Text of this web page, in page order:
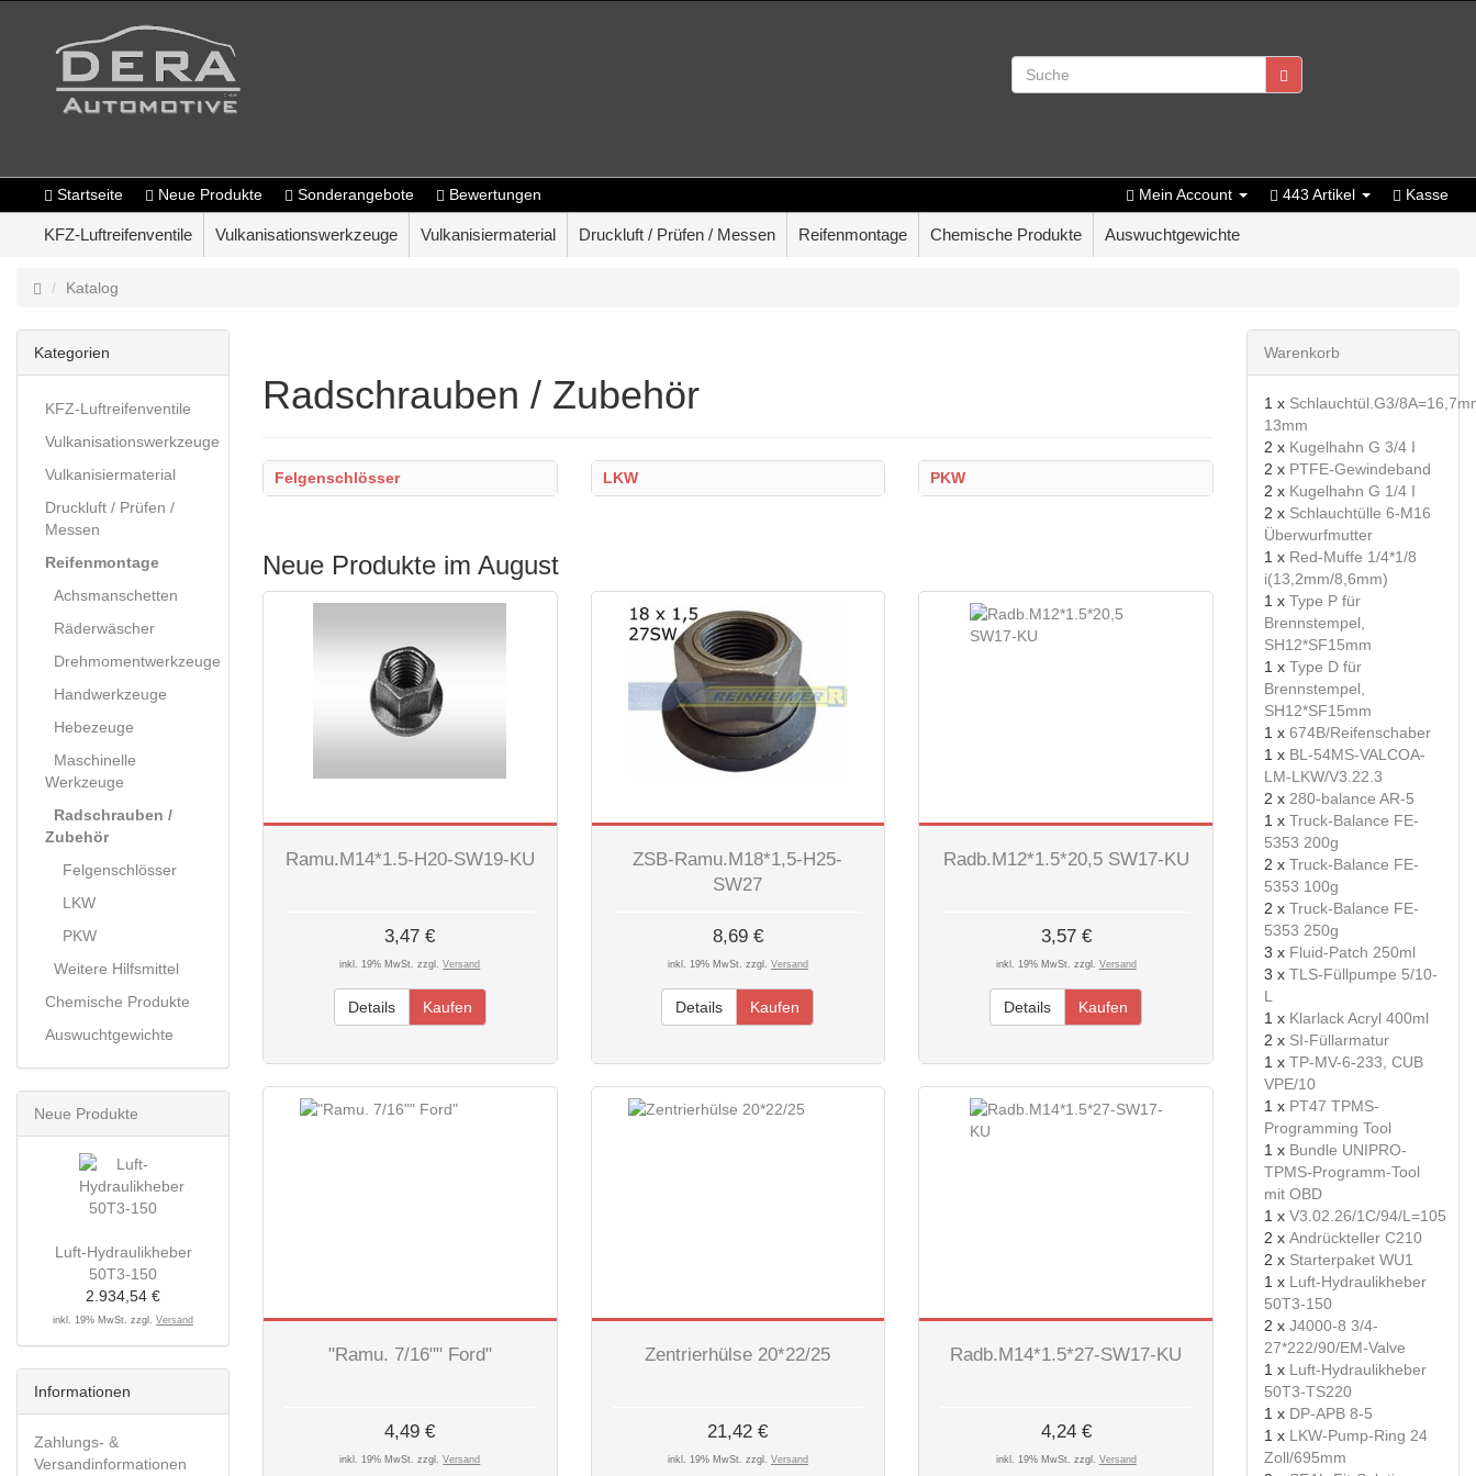
Startseite Neue Produkte Sonderangebote Bewertungen Mein Account 443 Artikel Kasse
KFZ-Luftreifenventile Vulkanisationswerkzeuge Vulkanisiermaterial Druckluft / Prüfen / Messen Reifenmontage Chemische Produkte Auswuchtgewichte
Katalog
Radschrauben / Zubehör
Felgenschlösser LKW PKW
Neue Produkte im August
Ramu.M14*1.5-H20-SW19-KU
3,47 €
inkl. 19% MwSt. zzgl.Versand
Details Kaufen
ZSB-Ramu.M18*1,5-H25-
SW27
8,69 €
inkl. 19% MwSt. zzgl. Versand
Details Kaufen
Radb.M12*1.5*20,5 SW17-KU
3,57 €
inkl. 19% MwSt. zzgl. Versand
Details Kaufen
"Ramu. 7/16"" Ford"
4,49 €
inkl. 19% MwSt. zzgl.Versand
Zentrierhülse 20*22/25
21,42 €
inkl. 19% MwSt. zzgl. Versand
Radb.M14*1.5*27-SW17-KU
4,24 €
inkl. 19% MwSt. zzgl. Versand
Kategorien
KFZ-Luftreifenventile
Vulkanisationswerkzeuge
Vulkanisiermaterial
Druckluft / Prüfen /
Messen
Reifenmontage
Achsmanschetten
Räderwäscher
Drehmomentwerkzeuge
Handwerkzeuge
Hebezeuge
Maschinelle
Werkzeuge
Radschrauben /
Zubehör
Felgenschlösser
LKW
PKW
Weitere Hilfsmittel
Chemische Produkte
Auswuchtgewichte
Neue Produkte
Luft-Hydraulikheber
50T3-150
2.934,54 €
inkl. 19% MwSt. zzgl. Versand
Informationen
Zahlungs- &
Versandinformationen
Warenkorb
1 x Schlauchtül.G3/
13mm
2 x Kugelhahn G 3/4 I
2 x PTFE-Gewindeband
2 x Kugelhahn G 1/4 I
2 x Schlauchtülle 6-M16
Überwurfmutter
1 x Red-Muffe 1/4*1/8
i(13,2mm/8,6mm)
1 x Type P für
Brennstempel,
SH12*SF15mm
1 x Type D für
Brennstempel,
SH12*SF15mm
1 x 674B/Reifenschaber
1 x BL-54MS-VALCOA-
LM-LKW/V3.22.3
2 x 280-balance AR-5
1 x Truck-Balance FE-
5353 200g
2 x Truck-Balance FE-
5353 100g
2 x Truck-Balance FE-
5353 250g
3 x Fluid-Patch 250ml
3 x TLS-Füllpumpe 5/10-
L
1 x Klarlack Acryl 400ml
2 x SI-Füllarmatur
1 x TP-MV-6-233, CUB
VPE/10
1 x PT47 TPMS-
Programming Tool
1 x Bundle UNIPRO-
TPMS-Programm-Tool
mit OBD
1 x V3.02.26/1C/94/L=105
2 x Andrückteller C210
2 x Starterpaket WU1
1 x Luft-Hydraulikheber
50T3-150
2 x J4000-8 3/4-
27*222/90/EM-Valve
1 x Luft-Hydraulikheber
50T3-TS220
1 x DP-APB 8-5
1 x LKW-Pump-Ring 24
Zoll/695mm